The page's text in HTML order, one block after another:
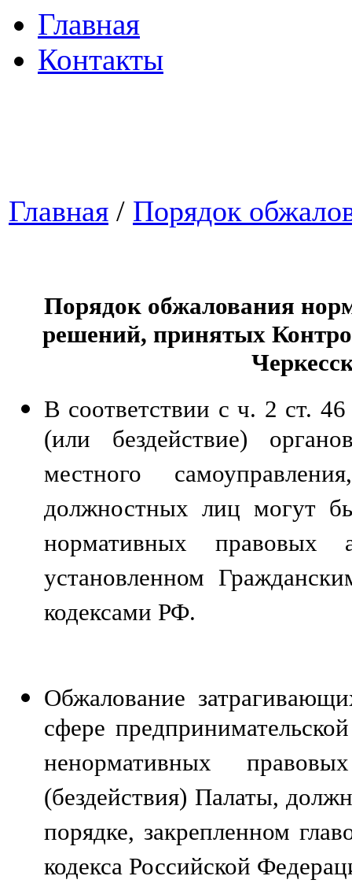
Главная
Контакты
Главная / Порядок
Порядок обжалования
решений, принятых
В соответствии с ч. 2 ст.
(или бездействие)
местного
должностных лиц могут
нормативных правовых
установленном
кодексами РФ.
Обжалование
сфере
ненормативных
(бездействия) Палаты,
порядке, закрепленном
кодекса Российской